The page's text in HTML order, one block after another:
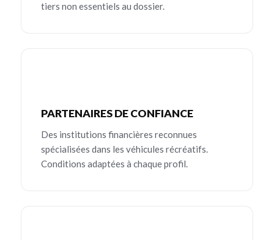
tiers non essentiels au dossier.
PARTENAIRES DE CONFIANCE
Des institutions financières reconnues
spécialisées dans les véhicules récréatifs.
Conditions adaptées à chaque profil.